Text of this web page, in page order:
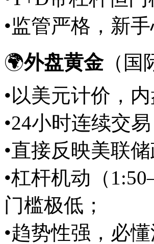
•监管严格，新
🌍外盘黄金（国
•以美元计价，
•24小时连续交
•直接反映美联
•杠杆机动（
门槛极低；
•趋势性强，必